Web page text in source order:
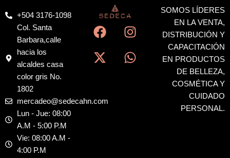
+504 3176-1098
Col. Santa
Barbara,calle
hacia los
alcaldes casa
color gris No.
1802
mercadeo@sedecahn.com
Lun - Jue: 08:00
A.M - 5:00 P.M
Vie: 08:00 A.M -
4:00 P.M
F
a
c
e
o
I
n
s
t
X
-
t
w
t
W
h
a
t
SOMOS LÍDERES
EN LA VENTA,
DISTRIBUCIÓN Y
CAPACITACIÓN
EN PRODUCTOS
DE BELLEZA,
COSMÉTICA Y
CUIDADO
PERSONAL.